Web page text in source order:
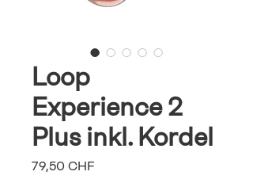
Loop
Experience 2
Plus inkl. Kordel
79,50 CHFPrezzo